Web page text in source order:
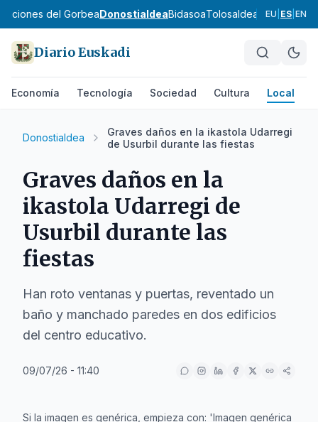
del GorbeaDonostialdeaBidasoaTolosaldea GoierriUrola
EU ES EN
Diario Euskadi
Economía Tecnología Sociedad Cultura Local
Donostialdea
Graves daños en la ikastola Udarregi
de Usurbil durante las fiestas
Graves daños en la
ikastola Udarregi de
Usurbil durante las
fiestas
Han roto ventanas y puertas, reventado un
baño y manchado paredes en dos edificios
del centro educativo.
09/07/26 - 11:40
Si la imagen es genérica, empieza con: 'Imagen genérica